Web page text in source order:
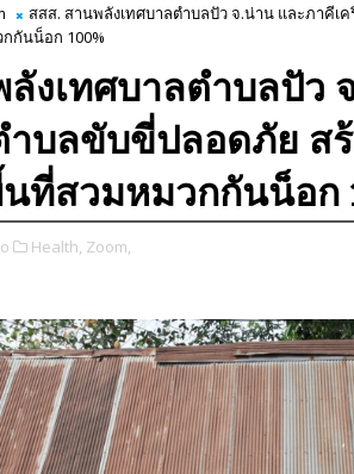
สสส. สานพลังเทศบาลตำบลปัว จ.น่าน และภาคี
กันน็อก 100%
งเทศบาลตำบลปัว
บลขับขี่ปลอดภัย ส
ที่สวมหมวกกันน็อก
Health, Zoom,